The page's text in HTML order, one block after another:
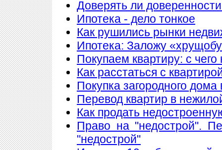
Доверять ли
Ипотека - дело тонкое
Как рушились рынки
Ипотека: Заложу
Покупаем квартиру: с чего
Как расстаться с
Покупка загородного дома
Перевод квартир в
Как продать
Право на "недострой".
"недострой"